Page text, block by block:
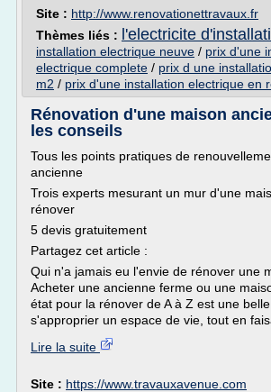
Site : http://www.renovationettravaux.fr
Thèmes liés :
l'electricite
installation electrique neuve / prix d'une
electrique complete / prix d une
m2 / prix d'une installation electrique en
Rénovation d'une maison
les conseils
Tous les points pratiques de
ancienne
Trois experts mesurant un mur d'une
rénover
5 devis gratuitement
Partagez cet article :
Qui n'a jamais eu l'envie de rénover une
Acheter une ancienne ferme ou une
état pour la rénover de A à Z est une
s'approprier un espace de vie, tout en
Lire la suite
Site : https://www.travauxavenue.com